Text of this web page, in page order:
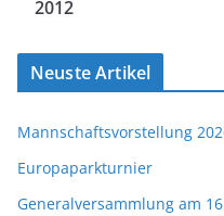
2012
Neuste Artikel
Mannschaftsvorstellung
Europaparkturnier
Generalversammlung am